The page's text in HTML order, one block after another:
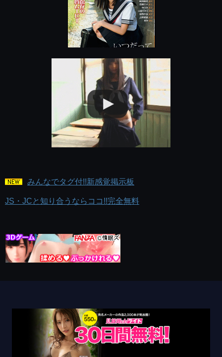
みんなでタグ付!!新感覚掲示板
JS・JCと知り合うならココ!!完全無料